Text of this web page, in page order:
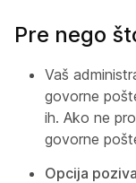
Pre nego
Vaš
govorne
ih. Ako ne
govorne
Opcija